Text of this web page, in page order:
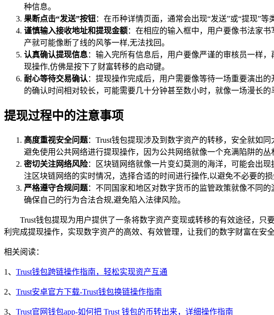
种信息。
果断点击“发送”按钮：在币种详情页面，通常会出现“发送”或“提现”
谨慎输入接收地址和提现金额：在相应的输入框中，用户要像书法家
产就可能像断了线的风筝一样,无法找回。
认真确认提现信息：输入完所有信息后，用户要像严谨的审核员一样
现操作,仿佛是按下了财富转移的启动键。
耐心等待交易确认：提现操作完成后，用户需要像等待一场重要演出
的确认时间相对较长，可能需要几十分钟甚至数小时，就像一场漫长
提现过程中的注意事项
高度重视安全问题：Trust钱包提现涉及到数字资产的转移，安全就如
避免使用公共网络进行提现操作，因为公共网络就像一个充满陷阱的丛
密切关注网络风险：区块链网络就像一片变幻莫测的海洋，可能会出
注区块链网络的实时情况，选择合适的时间进行操作,以避免不必要的损
严格遵守合规问题：不同国家和地区对数字货币的监管政策就像不同
确保自己的行为合法合规,避免陷入法律风险。
Trust钱包提现为用户提供了一条将数字资产变现或转移的有效途径，
利完成提现操作，实现数字资产的高效、有效管理，让我们的数字财富在安
相关阅读：
1、 Trust钱包跨链操作指南，轻松实现资产互通
2、 Trust安卓官方下载-Trust钱包换链操作指南
3、 Trust官网钱包app-如何把 Trust 钱包的币转出来，详细操作指南